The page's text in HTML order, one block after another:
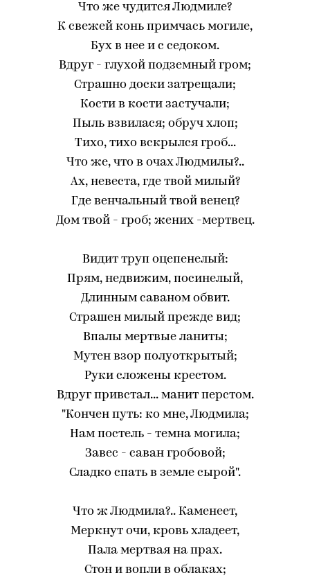
Что же чудится Людмиле?
К свежей конь примчась могиле,
Бух в нее и с седоком.
Вдруг - глухой подземный гром;
Страшно доски затрещали;
Кости в кости застучали;
Пыль взвилася; обруч хлоп;
Тихо, тихо вскрылся гроб...
Что же, что в очах Людмилы?..
Ах, невеста, где твой милый?
Где венчальный твой венец?
Дом твой - гроб; жених -мертвец.
Видит труп оцепенелый:
Прям, недвижим, посинелый,
Длинным саваном обвит.
Страшен милый прежде вид;
Впалы мертвые ланиты;
Мутен взор полуоткрытый;
Руки сложены крестом.
Вдруг привстал... манит перстом.
"Кончен путь: ко мне, Людмила;
Нам постель - темна могила;
Завес - саван гробовой;
Сладко спать в земле сырой".
Что ж Людмила?.. Каменеет,
Меркнут очи, кровь хладеет,
Пала мертвая на прах.
Стон и вопли в облаках;